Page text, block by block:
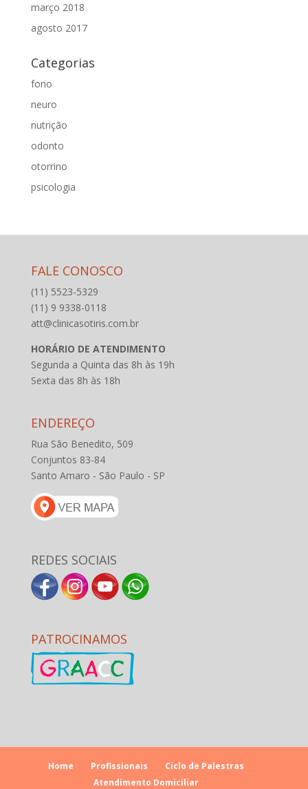
março 2018
agosto 2017
Categorias
fono
neuro
nutrição
odonto
otorrino
psicologia
FALE CONOSCO
(11) 5523-5329
(11) 9 9338-0118
att@clinicasotiris.com.br
HORÁRIO DE ATENDIMENTO
Segunda a Quinta das 8h às 19h
Sexta das 8h às 18h
ENDEREÇO
Rua São Benedito, 509
Conjuntos 83-84
Santo Amaro - São Paulo - SP
REDES SOCIAIS
PATROCINAMOS
Home Profissionais
Ciclo de Palestras
Atendimento Domiciliar